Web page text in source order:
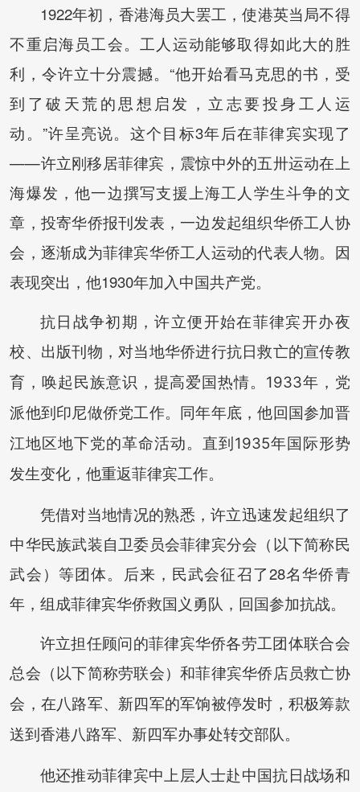
1922年初，香港海员大罢工，使港英当局不得
不重启海员工会。工人运动能够取得如此大的胜
利，令许立十分震撼。“他开始看马克思的书，受
到了破天荒的思想启发，立志要投身工人运
动。”许呈亮说。这个目标3年后在菲律宾实现了
——许立刚移居菲律宾，震惊中外的五卅运动在上
海爆发，他一边撰写支援上海工人学生斗争的文
章，投寄华侨报刊发表，一边发起组织华侨工人协
会，逐渐成为菲律宾华侨工人运动的代表人物。因
表现突出，他1930年加入中国共产党。
抗日战争初期，许立便开始在菲律宾开办夜
校、出版刊物，对当地华侨进行抗日救亡的宣传教
育，唤起民族意识，提高爱国热情。1933年，党
派他到印尼做侨党工作。同年年底，他回国参加晋
江地区地下党的革命活动。直到1935年国际形势
发生变化，他重返菲律宾工作。
凭借对当地情况的熟悉，许立迅速发起组织了
中华民族武装自卫委员会菲律宾分会（以下简称民
武会）等团体。后来，民武会征召了28名华侨青
年，组成菲律宾华侨救国义勇队，回国参加抗战。
许立担任顾问的菲律宾华侨各劳工团体联合会
总会（以下简称劳联会）和菲律宾华侨店员救亡协
会，在八路军、新四军的军饷被停发时，积极筹款
送到香港八路军、新四军办事处转交部队。
他还推动菲律宾中上层人士赴中国抗日战场和